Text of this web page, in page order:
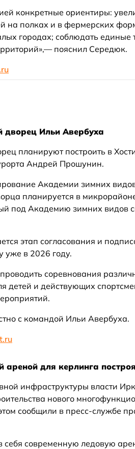
конкретные ориентиры:
на полках и в фермерских
городах; соблюдать
пояснил Середюк.
дворец Ильи Авербуха
планируют построить в
Андрей Прошунин.
Академии зимних
планируется в
под Академию зимних видов
этап согласования и
уже в 2026 году.
соревнования
детей и действующих
с командой Ильи Авербуха.
ареной для керлинга
инфраструктуры власти
нового
сообщили в пресс-службе
себя современную ледовую